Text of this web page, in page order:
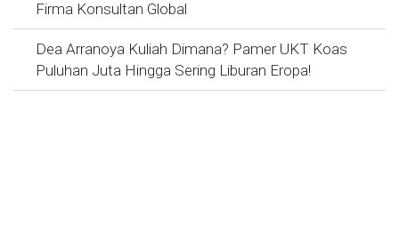
Firma Konsultan Global
Dea Arranoya Kuliah Dimana? Pamer UKT Koas
Puluhan Juta Hingga Sering Liburan Eropa!